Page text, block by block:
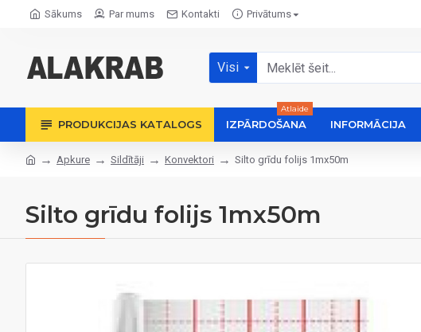
Sākums Par mums Kontakti Privātums
Visi
PRODUKCIJAS KATALOGS IZPĀRDOŠANA
Atlaide
INFORMĀCIJA
Apkure Sildītāji Konvektori Silto grīdu folijs 1mx50m
Silto grīdu folijs 1mx50m